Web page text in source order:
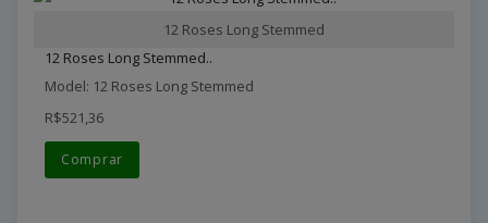
12 Roses Long Stemmed
12 Roses Long Stemmed..
Model: 12 Roses Long Stemmed
R$521,36
Comprar